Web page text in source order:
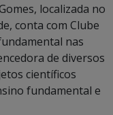
localizada no
conta com Clube
nas
de diversos
científicos
fundamental e